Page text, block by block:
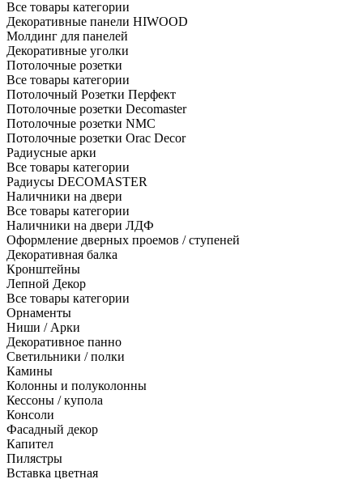
Все товары категории
Декоративные панели HIWOOD
Молдинг для панелей
Декоративные уголки
Потолочные розетки
Все товары категории
Потолочный Розетки Перфект
Потолочные розетки Decomaster
Потолочные розетки NMC
Потолочные розетки Orac Decor
Радиусные арки
Все товары категории
Радиусы DECOMASTER
Наличники на двери
Все товары категории
Наличники на двери ЛДФ
Оформление дверных проемов / ступеней
Декоративная балка
Кронштейны
Лепной Декор
Все товары категории
Орнаменты
Ниши / Арки
Декоративное панно
Светильники / полки
Камины
Колонны и полуколонны
Кессоны / купола
Консоли
Фасадный декор
Капител
Пилястры
Вставка цветная